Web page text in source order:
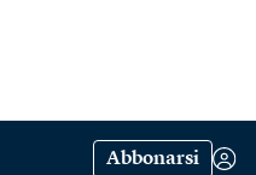
Abbonarsi